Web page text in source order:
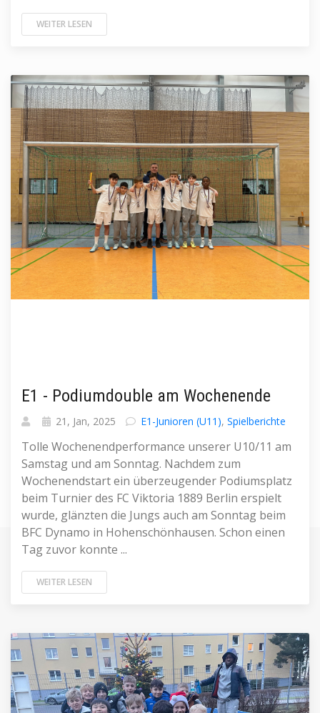
WEITER LESEN
E1 - Podiumdouble am Wochenende
21, Jan, 2025 E1-Junioren (U11), Spielberichte
Tolle Wochenendperformance unserer U10/11 am
Samstag und am Sonntag. Nachdem zum
Wochenendstart ein überzeugender Podiumsplatz
beim Turnier des FC Viktoria 1889 Berlin erspielt
wurde, glänzten die Jungs auch am Sonntag beim
BFC Dynamo in Hohenschönhausen. Schon einen
Tag zuvor konnte ...
WEITER LESEN